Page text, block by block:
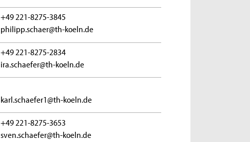
+49 221-8275-3845
philipp.schaer@th-koeln.de
+49 221-8275-2834
ira.schaefer@th-koeln.de
karl.schaefer1@th-koeln.de
+49 221-8275-3653
sven.schaefer@th-koeln.de